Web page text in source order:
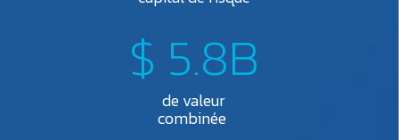
$ 5.8B
de valeur
combinée